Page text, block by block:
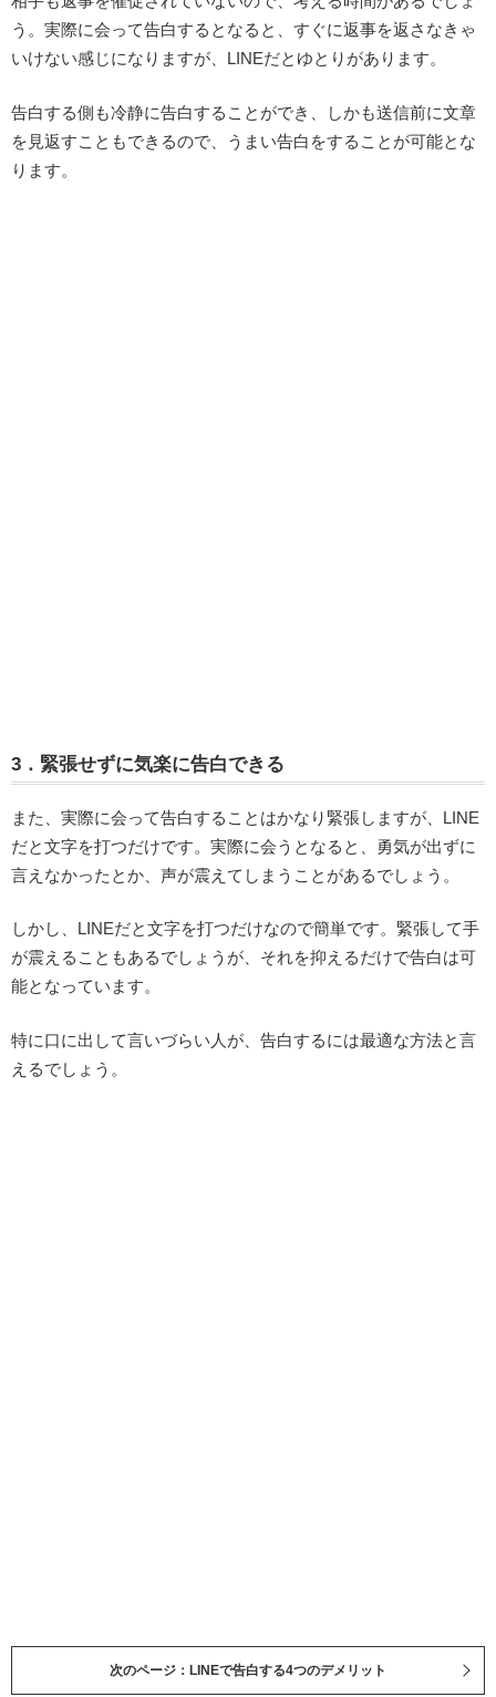
う。実際に会って告白するとなると、すぐに返事を返さなきゃ
いけない感じになりますが、LINEだとゆとりがあります。
告白する側も冷静に告白することができ、しかも送信前に文章
を見返すこともできるので、うまい告白をすることが可能とな
ります。
3．緊張せずに気楽に告白できる
また、実際に会って告白することはかなり緊張しますが、LINE
だと文字を打つだけです。実際に会うとなると、勇気が出ずに
言えなかったとか、声が震えてしまうことがあるでしょう。
しかし、LINEだと文字を打つだけなので簡単です。緊張して手
が震えることもあるでしょうが、それを抑えるだけで告白は可
能となっています。
特に口に出して言いづらい人が、告白するには最適な方法と言
えるでしょう。
次のページ：LINEで告白する4つのデメリット